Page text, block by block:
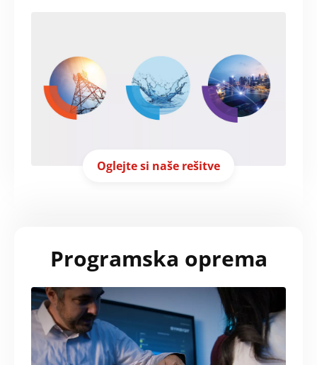
Oglejte si naše rešitve
Programska oprema